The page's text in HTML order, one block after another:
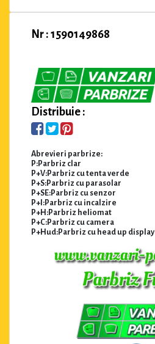
Nr : 1590149868
Distribuie :
Abrevieri parbrize:
P:Parbriz clar
P+V:Parbriz cu tenta verde
P+S:Parbriz cu parasolar
P+SE:Parbriz cu senzor
P+I:Parbriz cu incalzire
P+H:Parbriz heliomat
P+C:Parbriz cu camera
P+Hud:Parbriz cu head up display